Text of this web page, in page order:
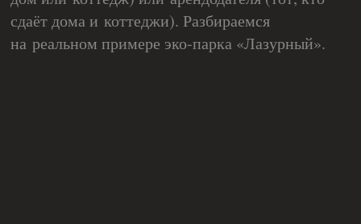
сдаёт дома и коттеджи). Разбираемся
на реальном примере эко-парка «Лазурный».